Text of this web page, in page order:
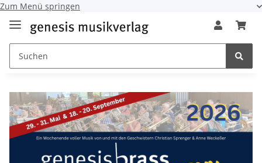
Zum Menü springen